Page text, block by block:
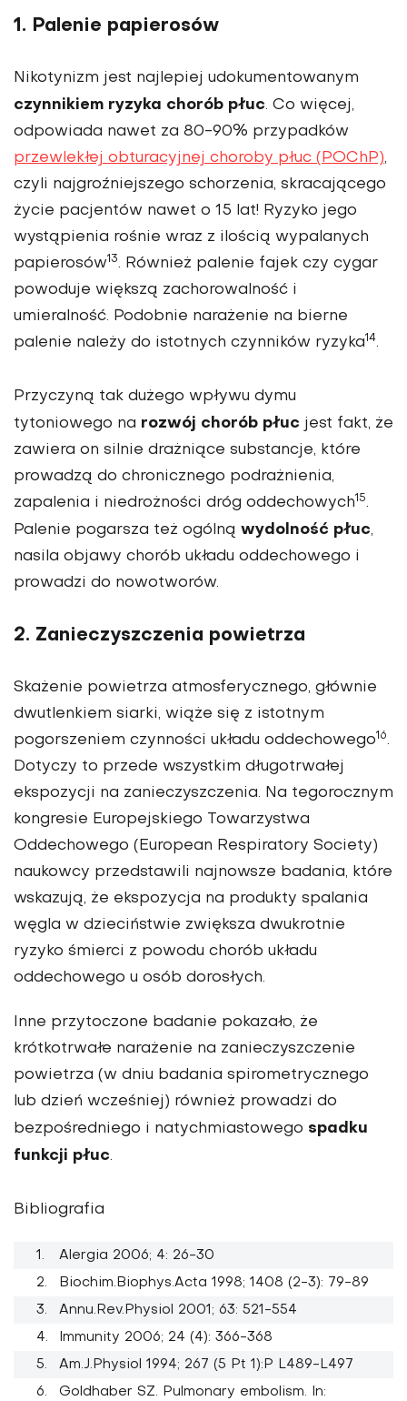
1. Palenie papierosów
Nikotynizm jest najlepiej udokumentowanym
czynnikiem ryzyka chorób płuc. Co więcej,
odpowiada nawet za 80-90% przypadków
przewlekłej obturacyjnej choroby płuc (POChP),
czyli najgroźniejszego schorzenia, skracającego
życie pacjentów nawet o 15 lat! Ryzyko jego
wystąpienia rośnie wraz z ilością wypalanych
papierosów13. Również palenie fajek czy cygar
powoduje większą zachorowalność i
umieralność. Podobnie narażenie na bierne
palenie należy do istotnych czynników ryzyka14.
Przyczyną tak dużego wpływu dymu
tytoniowego na rozwój chorób płuc jest fakt, że
zawiera on silnie drażniące substancje, które
prowadzą do chronicznego podrażnienia,
zapalenia i niedrożności dróg oddechowych15.
Palenie pogarsza też ogólną wydolność płuc,
nasila objawy chorób układu oddechowego i
prowadzi do nowotworów.
2. Zanieczyszczenia powietrza
Skażenie powietrza atmosferycznego, głównie
dwutlenkiem siarki, wiąże się z istotnym
pogorszeniem czynności układu oddechowego16.
Dotyczy to przede wszystkim długotrwałej
ekspozycji na zanieczyszczenia. Na tegorocznym
kongresie Europejskiego Towarzystwa
Oddechowego (European Respiratory Society)
naukowcy przedstawili najnowsze badania, które
wskazują, że ekspozycja na produkty spalania
węgla w dzieciństwie zwiększa dwukrotnie
ryzyko śmierci z powodu chorób układu
oddechowego u osób dorosłych.
Inne przytoczone badanie pokazało, że
krótkotrwałe narażenie na zanieczyszczenie
powietrza (w dniu badania spirometrycznego
lub dzień wcześniej) również prowadzi do
bezpośredniego i natychmiastowego spadku
funkcji płuc.
Bibliografia
Alergia 2006; 4: 26-30
Biochim.Biophys.Acta 1998; 1408 (2-3): 79-89
Annu.Rev.Physiol 2001; 63: 521-554
Immunity 2006; 24 (4): 366-368
Am.J.Physiol 1994; 267 (5 Pt 1):P L489-L497
Goldhaber SZ. Pulmonary embolism. In: